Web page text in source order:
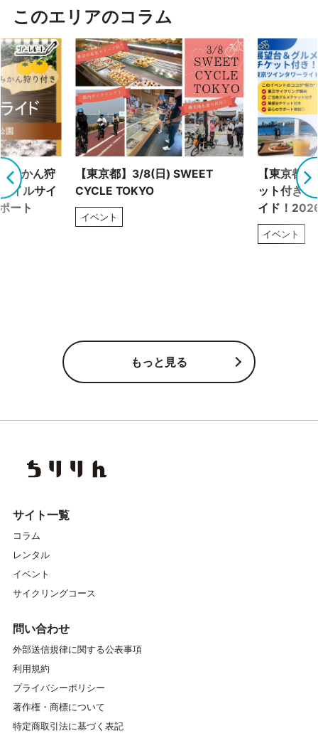
このエリアのコラム
みかん狩
イルサイ
ート
【東京都】3/8(日) SWEET
CYCLE TOKYO
イベント
【東京都
ット付き
イド！
イベント
もっと見る
サイト一覧
コラム
レンタル
イベント
サイクリングコース
問い合わせ
外部送信規律に関する公表事項
利用規約
プライバシーポリシー
著作権・商標について
特定商取引法に基づく表記